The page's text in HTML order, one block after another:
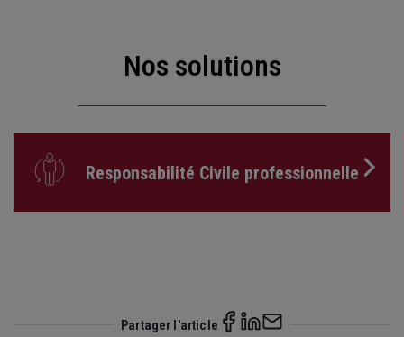
Nos solutions
Responsabilité Civile professionnelle
Partager l'article